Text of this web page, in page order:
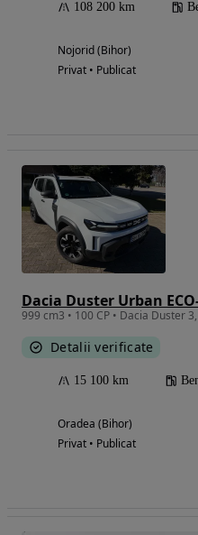
108 200 km
Nojorid (Bihor)
Privat • Publicat
Dacia Duster Urban
Detalii verificate
15 100 km
Oradea (Bihor)
Privat • Publicat